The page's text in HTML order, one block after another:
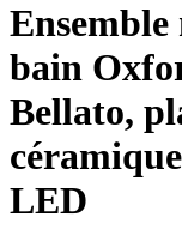
Ensemble
bain
Bellato,
LED